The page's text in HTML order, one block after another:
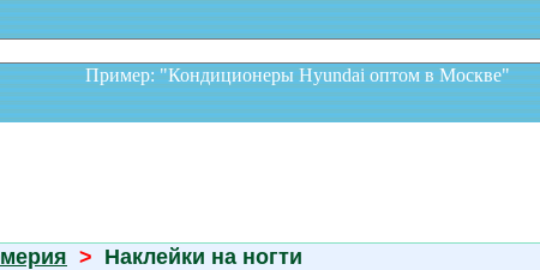
Пример: "Кондиционеры Hyundai оптом в Москве"
> Наклейки на ногти